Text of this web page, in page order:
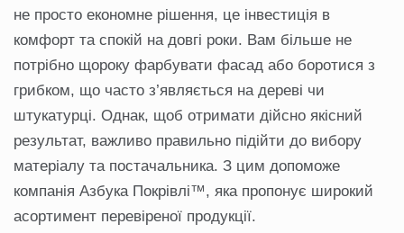
не просто економне рішення, це інвестиція в
комфорт та спокій на довгі роки. Вам більше не
потрібно щороку фарбувати фасад або боротися з
грибком, що часто з’являється на дереві чи
штукатурці. Однак, щоб отримати дійсно якісний
результат, важливо правильно підійти до вибору
матеріалу та постачальника. З цим допоможе
компанія Азбука Покрівлі™, яка пропонує широкий
асортимент перевіреної продукції.